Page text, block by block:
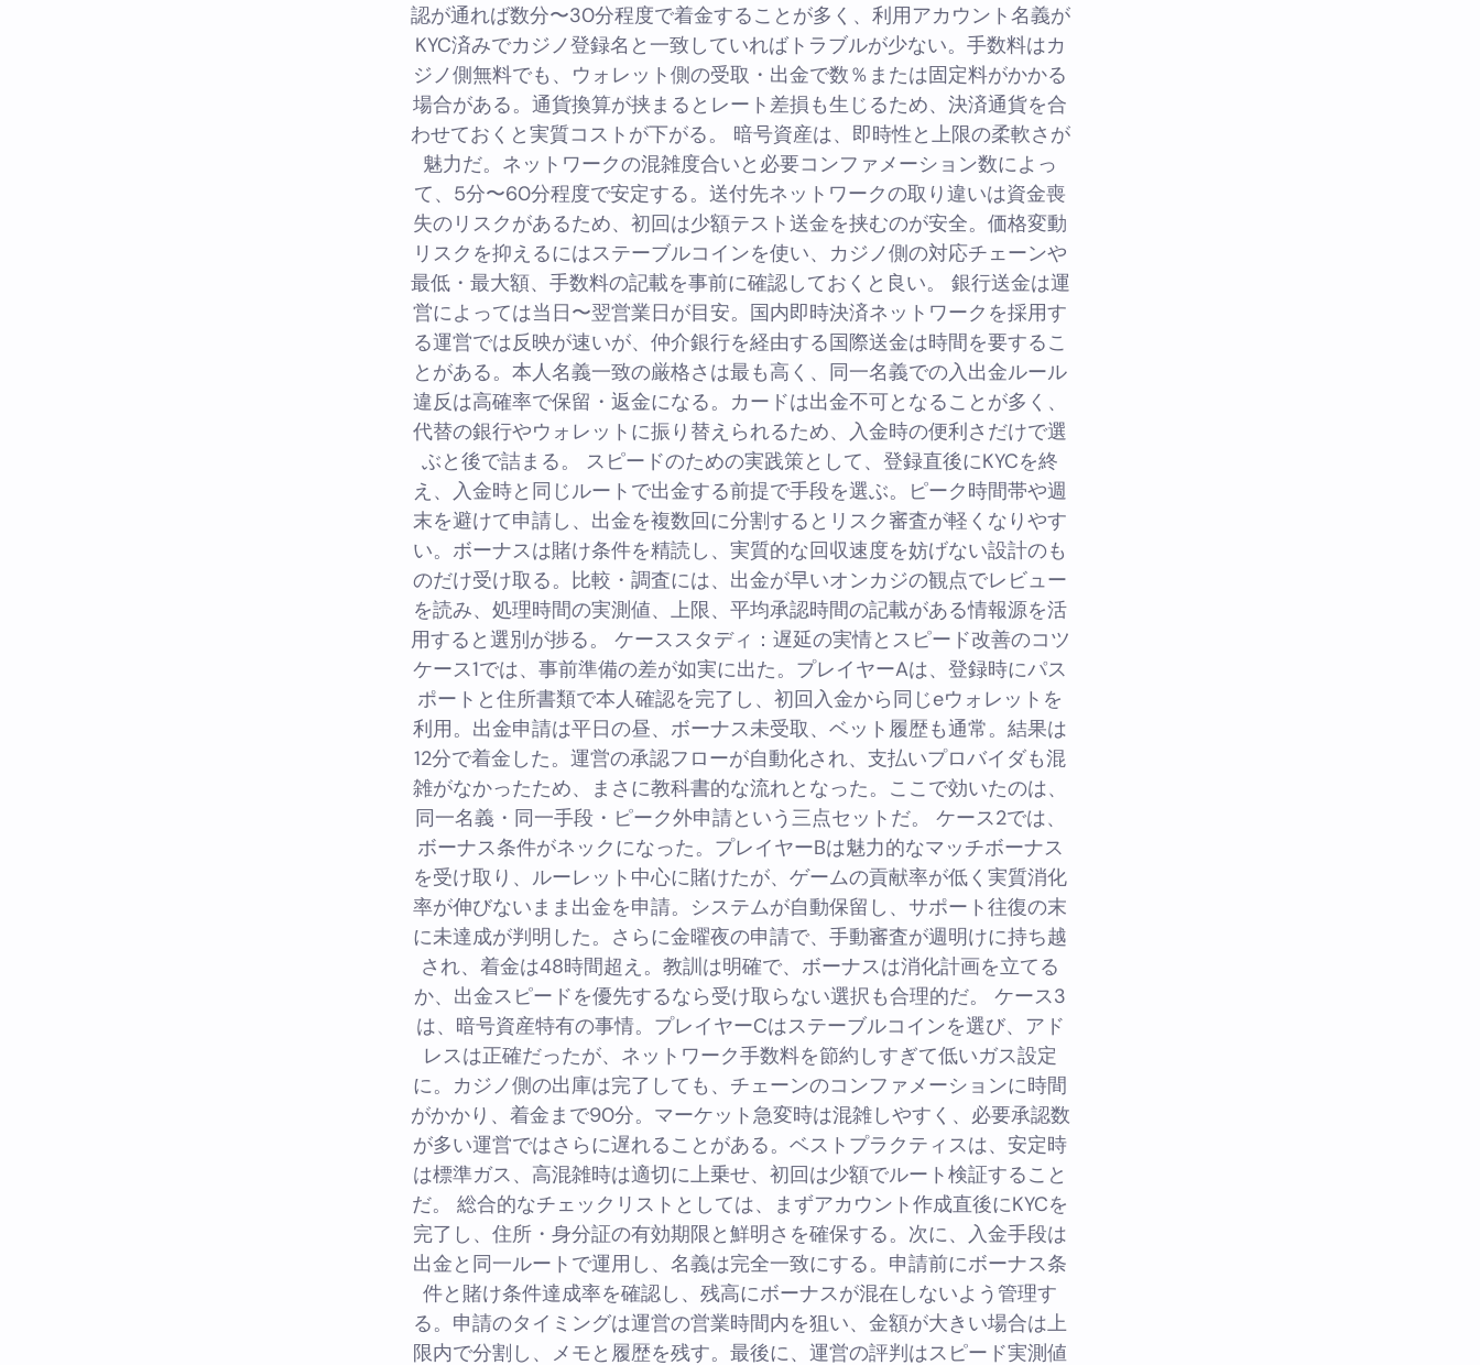
認が通れば数分〜30分程度で着金することが多く、利用アカウント名義が
KYC済みでカジノ登録名と一致していればトラブルが少ない。手数料はカ
ジノ側無料でも、ウォレット側の受取・出金で数％または固定料がかかる
場合がある。通貨換算が挟まるとレート差損も生じるため、決済通貨を合
わせておくと実質コストが下がる。 暗号資産は、即時性と上限の柔軟さが
魅力だ。ネットワークの混雑度合いと必要コンファメーション数によっ
て、5分〜60分程度で安定する。送付先ネットワークの取り違いは資金喪
失のリスクがあるため、初回は少額テスト送金を挟むのが安全。価格変動
リスクを抑えるにはステーブルコインを使い、カジノ側の対応チェーンや
最低・最大額、手数料の記載を事前に確認しておくと良い。 銀行送金は運
営によっては当日〜翌営業日が目安。国内即時決済ネットワークを採用す
る運営では反映が速いが、仲介銀行を経由する国際送金は時間を要するこ
とがある。本人名義一致の厳格さは最も高く、同一名義での入出金ルール
違反は高確率で保留・返金になる。カードは出金不可となることが多く、
代替の銀行やウォレットに振り替えられるため、入金時の便利さだけで選
ぶと後で詰まる。 スピードのための実践策として、登録直後にKYCを終
え、入金時と同じルートで出金する前提で手段を選ぶ。ピーク時間帯や週
末を避けて申請し、出金を複数回に分割するとリスク審査が軽くなりやす
い。ボーナスは賭け条件を精読し、実質的な回収速度を妨げない設計のも
のだけ受け取る。比較・調査には、出金が早いオンカジの観点でレビュー
を読み、処理時間の実測値、上限、平均承認時間の記載がある情報源を活
用すると選別が捗る。 ケーススタディ：遅延の実情とスピード改善のコツ
ケース1では、事前準備の差が如実に出た。プレイヤーAは、登録時にパス
ポートと住所書類で本人確認を完了し、初回入金から同じeウォレットを
利用。出金申請は平日の昼、ボーナス未受取、ベット履歴も通常。結果は
12分で着金した。運営の承認フローが自動化され、支払いプロバイダも混
雑がなかったため、まさに教科書的な流れとなった。ここで効いたのは、
同一名義・同一手段・ピーク外申請という三点セットだ。 ケース2では、
ボーナス条件がネックになった。プレイヤーBは魅力的なマッチボーナス
を受け取り、ルーレット中心に賭けたが、ゲームの貢献率が低く実質消化
率が伸びないまま出金を申請。システムが自動保留し、サポート往復の末
に未達成が判明した。さらに金曜夜の申請で、手動審査が週明けに持ち越
され、着金は48時間超え。教訓は明確で、ボーナスは消化計画を立てる
か、出金スピードを優先するなら受け取らない選択も合理的だ。 ケース3
は、暗号資産特有の事情。プレイヤーCはステーブルコインを選び、アド
レスは正確だったが、ネットワーク手数料を節約しすぎて低いガス設定
に。カジノ側の出庫は完了しても、チェーンのコンファメーションに時間
がかかり、着金まで90分。マーケット急変時は混雑しやすく、必要承認数
が多い運営ではさらに遅れることがある。ベストプラクティスは、安定時
は標準ガス、高混雑時は適切に上乗せ、初回は少額でルート検証すること
だ。 総合的なチェックリストとしては、まずアカウント作成直後にKYCを
完了し、住所・身分証の有効期限と鮮明さを確保する。次に、入金手段は
出金と同一ルートで運用し、名義は完全一致にする。申請前にボーナス条
件と賭け条件達成率を確認し、残高にボーナスが混在しないよう管理す
る。申請のタイミングは運営の営業時間内を狙い、金額が大きい場合は上
限内で分割し、メモと履歴を残す。最後に、運営の評判はスピード実測値